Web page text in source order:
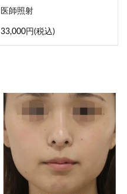
医師照射
33,000円(税込)